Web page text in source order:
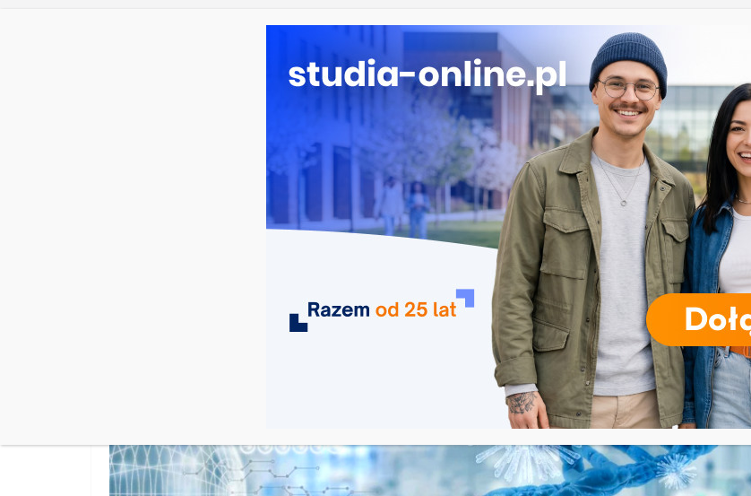
Pedagogika przedszkolna i wczesnoszkolna w Skierniewicach
Kosmetologia w Opolu
Logistyka – studia inżynierskie na Uniwersytecie Szczecińskim
Elektroniczne przetwarzanie informacji w Krakowie
UCZELNIE KIERUNKI RODZAJE STUDIÓW REKRUTACJA DRZWI OTWARTE